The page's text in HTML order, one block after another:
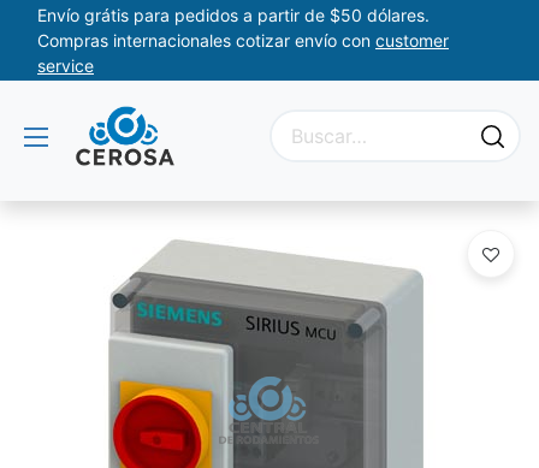
Envío grátis para pedidos a partir de $50 dólares.
Compras internacionales cotizar envío con customer
service